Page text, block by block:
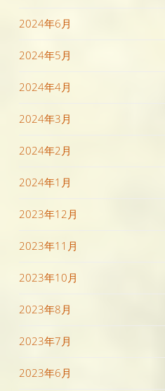
2024年6月
2024年5月
2024年4月
2024年3月
2024年2月
2024年1月
2023年12月
2023年11月
2023年10月
2023年8月
2023年7月
2023年6月